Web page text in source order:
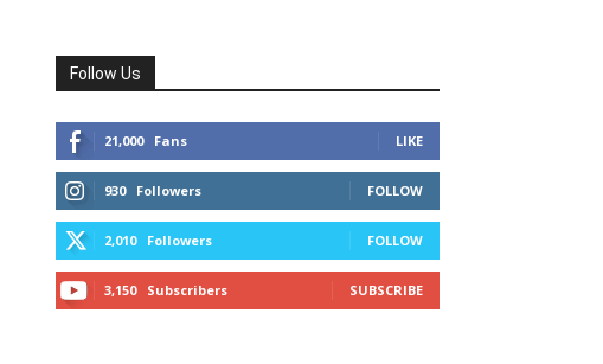
Follow Us
21,000 Fans LIKE
930 Followers FOLLOW
2,010 Followers FOLLOW
3,150 Subscribers SUBSCRIBE